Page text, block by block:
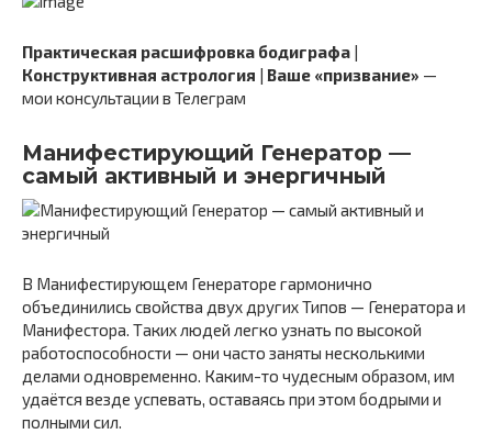
Практическая расшифровка бодиграфа |
Конструктивная астрология | Ваше «призвание» —
мои консультации в Телеграм
Манифестирующий Генератор —
самый активный и энергичный
В Манифестирующем Генераторе гармонично
объединились свойства двух других Типов — Генератора и
Манифестора. Таких людей легко узнать по высокой
работоспособности — они часто заняты несколькими
делами одновременно. Каким-то чудесным образом, им
удаётся везде успевать, оставаясь при этом бодрыми и
полными сил.